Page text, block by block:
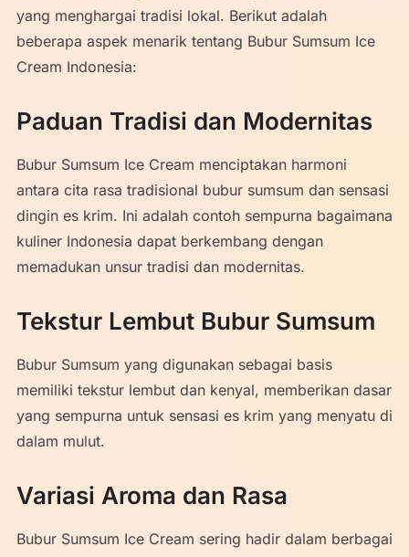
yang menghargai tradisi lokal. Berikut adalah
beberapa aspek menarik tentang Bubur Sumsum Ice
Cream Indonesia:
Paduan Tradisi dan Modernitas
Bubur Sumsum Ice Cream menciptakan harmoni
antara cita rasa tradisional bubur sumsum dan sensasi
dingin es krim. Ini adalah contoh sempurna bagaimana
kuliner Indonesia dapat berkembang dengan
memadukan unsur tradisi dan modernitas.
Tekstur Lembut Bubur Sumsum
Bubur Sumsum yang digunakan sebagai basis
memiliki tekstur lembut dan kenyal, memberikan dasar
yang sempurna untuk sensasi es krim yang menyatu di
dalam mulut.
Variasi Aroma dan Rasa
Bubur Sumsum Ice Cream sering hadir dalam berbagai